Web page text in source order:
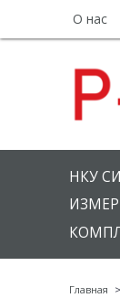
О нас
НКУ
Главная